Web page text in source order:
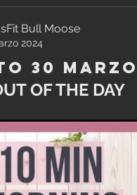
Bull Moose
2024
30 Marzo
OF THE DAY